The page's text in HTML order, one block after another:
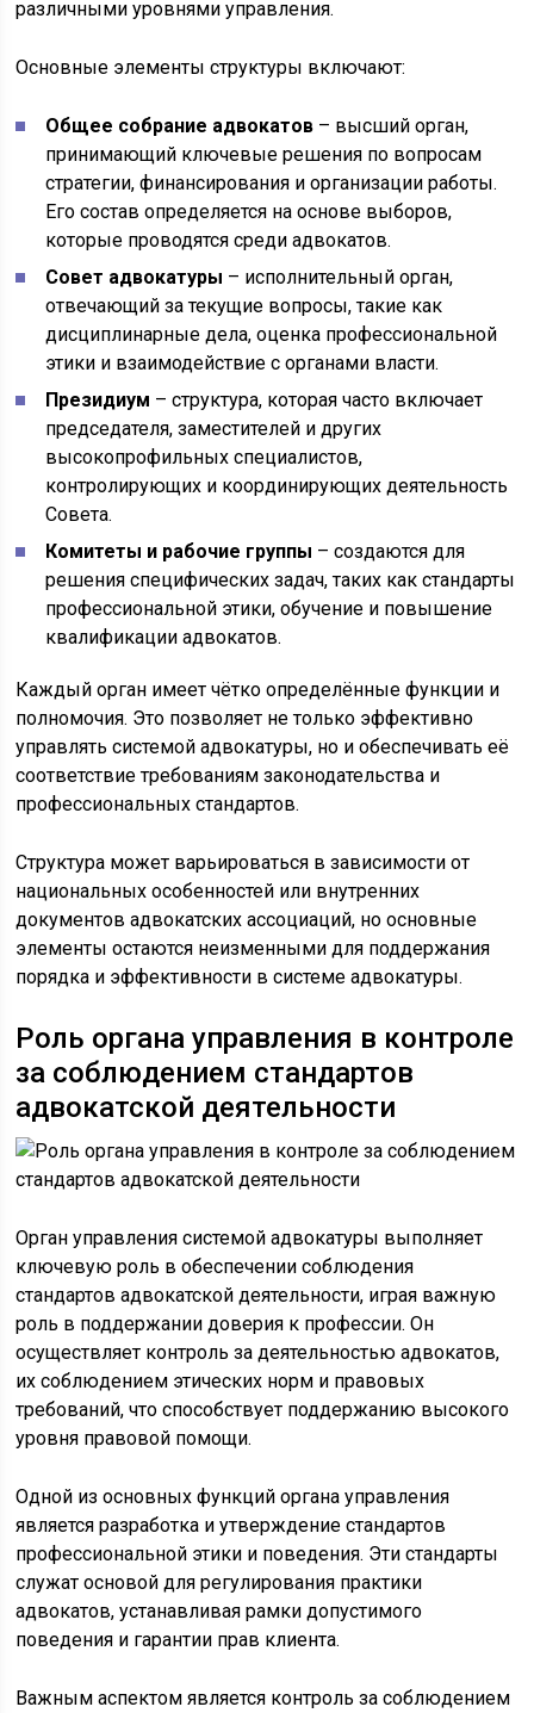
различными уровнями управления.
Основные элементы структуры включают:
Общее собрание адвокатов – высший орган,
принимающий ключевые решения по вопросам
стратегии, финансирования и организации работы.
Его состав определяется на основе выборов,
которые проводятся среди адвокатов.
Совет адвокатуры – исполнительный орган,
отвечающий за текущие вопросы, такие как
дисциплинарные дела, оценка профессиональной
этики и взаимодействие с органами власти.
Президиум – структура, которая часто включает
председателя, заместителей и других
высокопрофильных специалистов,
контролирующих и координирующих деятельность
Совета.
Комитеты и рабочие группы – создаются для
решения специфических задач, таких как стандарты
профессиональной этики, обучение и повышение
квалификации адвокатов.
Каждый орган имеет чётко определённые функции и
полномочия. Это позволяет не только эффективно
управлять системой адвокатуры, но и обеспечивать её
соответствие требованиям законодательства и
профессиональных стандартов.
Структура может варьироваться в зависимости от
национальных особенностей или внутренних
документов адвокатских ассоциаций, но основные
элементы остаются неизменными для поддержания
порядка и эффективности в системе адвокатуры.
Роль органа управления в контроле
за соблюдением стандартов
адвокатской деятельности
Орган управления системой адвокатуры выполняет
ключевую роль в обеспечении соблюдения
стандартов адвокатской деятельности, играя важную
роль в поддержании доверия к профессии. Он
осуществляет контроль за деятельностью адвокатов,
их соблюдением этических норм и правовых
требований, что способствует поддержанию высокого
уровня правовой помощи.
Одной из основных функций органа управления
является разработка и утверждение стандартов
профессиональной этики и поведения. Эти стандарты
служат основой для регулирования практики
адвокатов, устанавливая рамки допустимого
поведения и гарантии прав клиента.
Важным аспектом является контроль за соблюдением